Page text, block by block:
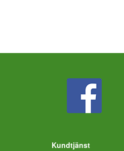
Kundtjänst